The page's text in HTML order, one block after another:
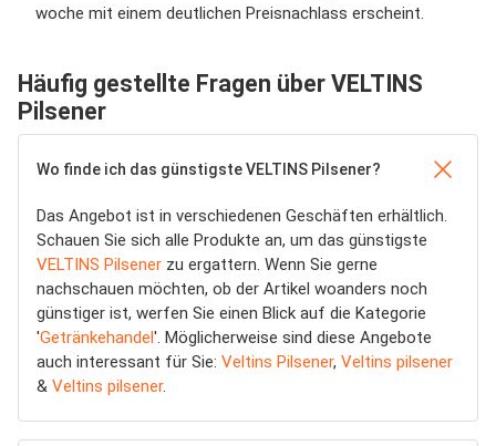
woche mit einem deutlichen Preisnachlass erscheint.
Häufig gestellte Fragen über VELTINS
Pilsener
Wo finde ich das günstigste VELTINS Pilsener?
Das Angebot ist in verschiedenen Geschäften erhältlich.
Schauen Sie sich alle Produkte an, um das günstigste
VELTINS Pilsener zu ergattern. Wenn Sie gerne
nachschauen möchten, ob der Artikel woanders noch
günstiger ist, werfen Sie einen Blick auf die Kategorie
'Getränkehandel'. Möglicherweise sind diese Angebote
auch interessant für Sie: Veltins Pilsener, Veltins pilsener
& Veltins pilsener.